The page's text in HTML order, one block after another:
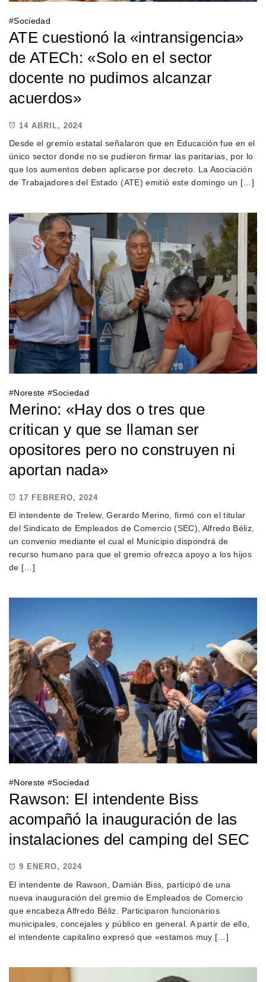
#Sociedad
ATE cuestionó la «intransigencia»
de ATECh: «Solo en el sector
docente no pudimos alcanzar
acuerdos»
14 ABRIL, 2024
Desde el gremio estatal señalaron que en Educación fue en el
único sector donde no se pudieron firmar las paritarias, por lo
que los aumentos deben aplicarse por decreto. La Asociación
de Trabajadores del Estado (ATE) emitió este domingo un […]
#Noreste #Sociedad
Merino: «Hay dos o tres que
critican y que se llaman ser
opositores pero no construyen ni
aportan nada»
17 FEBRERO, 2024
El intendente de Trelew, Gerardo Merino, firmó con el titular
del Sindicato de Empleados de Comercio (SEC), Alfredo Béliz,
un convenio mediante el cual el Municipio dispondrá de
recurso humano para que el gremio ofrezca apoyo a los hijos
de […]
#Noreste #Sociedad
Rawson: El intendente Biss
acompañó la inauguración de las
instalaciones del camping del SEC
9 ENERO, 2024
El intendente de Rawson, Damián Biss, participó de una
nueva inauguración del gremio de Empleados de Comercio
que encabeza Alfredo Béliz. Participaron funcionarios
municipales, concejales y público en general. A partir de ello,
el intendente capitalino expresó que «estamos muy […]